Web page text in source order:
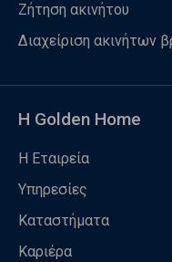
Ζήτηση ακινήτου
Διαχείριση ακινήτων
Η Golden Home
Η Εταιρεία
Υπηρεσίες
Καταστήματα
Καριέρα